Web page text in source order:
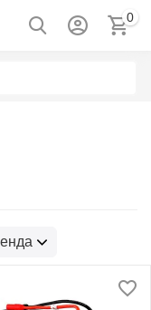
0